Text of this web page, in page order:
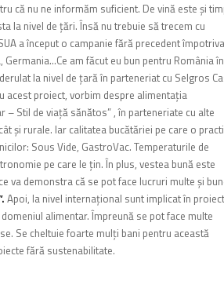
că nu ne informăm suficient. De vină este şi
la nivel de ţări. Însă nu trebuie să trecem cu
a început o campanie fără precedent împotriva
am făcut eu bun pentru România în
la nivel de ţară în parteneriat cu Selgros
acest proiect, vorbim despre alimentaţia
– Stil de viaţă sănătos” , în parteneriate cu alte
şi rurale. Iar calitatea bucătăriei pe care o
Sous Vide, GastroVac. Temperaturile de
pe care le ţin.În plus, vestea bună este
va demonstra că se pot face lucruri multe şi
Apoi, la nivel internaţional sunt implicat în
alimentar. Împreună se pot face multe
Se cheltuie foarte mulţi bani pentru această
fără sustenabilitate.